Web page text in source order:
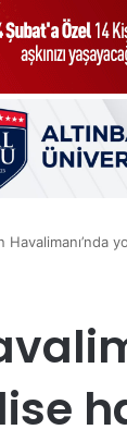
Havalimanı’nda